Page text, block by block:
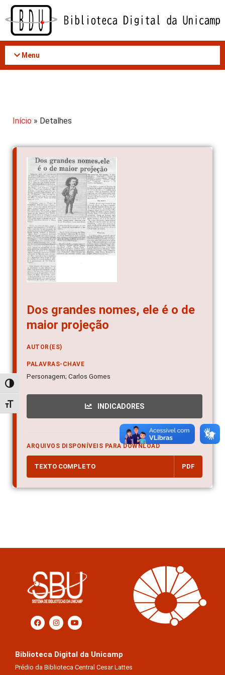
Acessar
conteúdo
Alternar alto contraste
Alternar tamanho da fonte
Menu
Início » Detalhes
Dos grandes nomes, ele é o de
maior projeção
AUTOR(ES)
PALAVRAS-CHAVE
Personagem; Carlos Gomes
INDICADORES
ARQUIVOS DISPONÍVEIS PARA DOWNLOAD
TEXTO COMPLETO PDF
Biblioteca Digital da Unicamp
Prédio da Biblioteca Central Cesar Lattes